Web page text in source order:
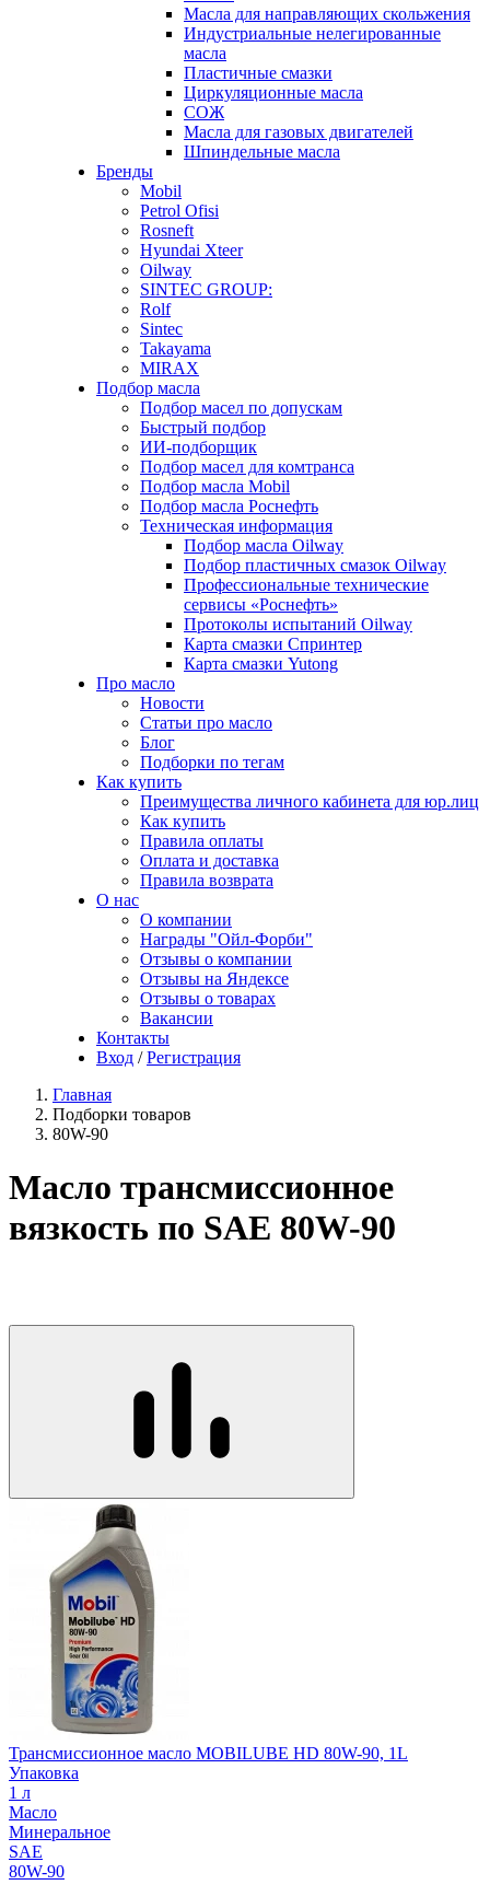
Масла для направляющих скольжения
Индустриальные нелегированные
масла
Пластичные смазки
Циркуляционные масла
СОЖ
Масла для газовых двигателей
Шпиндельные масла
Бренды
Mobil
Petrol Ofisi
Rosneft
Hyundai Xteer
Oilway
SINTEC GROUP:
Rolf
Sintec
Takayama
MIRAX
Подбор масла
Подбор масел по допускам
Быстрый подбор
ИИ-подборщик
Подбор масел для комтранса
Подбор масла Mobil
Подбор масла Роснефть
Техническая информация
Подбор масла Oilway
Подбор пластичных смазок Oilway
Профессиональные технические
сервисы «Роснефть»
Протоколы испытаний Oilway
Карта смазки Спринтер
Карта смазки Yutong
Про масло
Новости
Статьи про масло
Блог
Подборки по тегам
Как купить
Преимущества личного кабинета для юр.лиц
Как купить
Правила оплаты
Оплата и доставка
Правила возврата
О нас
О компании
Награды "Ойл-Форби"
Отзывы о компании
Отзывы на Яндексе
Отзывы о товарах
Вакансии
Контакты
Вход / Регистрация
Главная
Подборки товаров
80W-90
Масло трансмиссионное
вязкость по SAE 80W-90
Трансмиссионное масло MOBILUBE HD 80W-90, 1L
Упаковка
1 л
Масло
Минеральное
SAE
80W-90